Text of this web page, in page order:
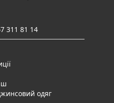
311 81 14
одяг